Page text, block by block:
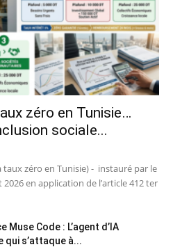
zéro en Tunisie…
sociale...
taux zéro en Tunisie) - instauré par le
en application de l’article 412 ter
Muse Code : L’agent d’IA
qui s’attaque à...